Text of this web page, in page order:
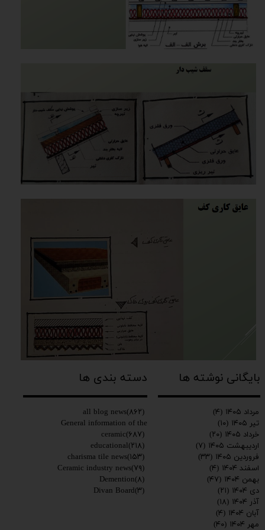
بایگانی نوشته ها دسته بندی ها
all blog news(۸۶۲)
General information of the
ceramic(۶۸۷)
educational(۲۱۸)
charisma tile news(۱۵۳)
Ceramic industry news(۷۹)
Demention(۸)
Divan Board(۳)
مرداد ۱۴۰۵
(۴)
تیر ۱۴۰۵
(۱۰)
خرداد ۱۴۰۵
(۲۰)
اردیبهشت ۱۴۰۵
(۷)
فروردین ۱۴۰۵
(۳۳)
اسفند ۱۴۰۴
(۴)
بهمن ۱۴۰۴
(۴۷)
دی ۱۴۰۴
(۲۱)
آذر ۱۴۰۴
(۱۸)
آبان ۱۴۰۴
(۴)
مهر ۱۴۰۴
(۴۰)